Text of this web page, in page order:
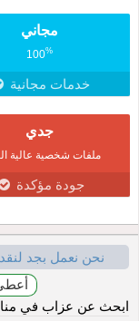
مجاني
100%
خدمات مجانية
جدي
ملفات شخصية عالية
جودة مؤكدة
نحن نعمل بجد
ابحث عن عزاب في